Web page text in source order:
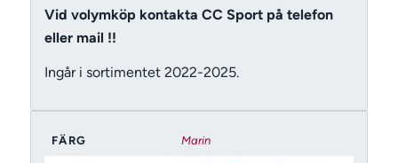
Vid volymköp kontakta CC Sport på telefon
eller mail !!
Ingår i sortimentet 2022-2025.
FÄRG Marin